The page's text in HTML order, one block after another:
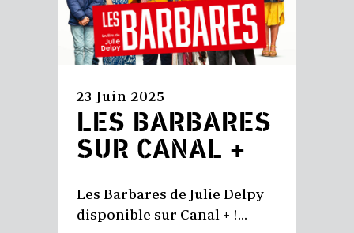
23 Juin 2025
LES BARBARES
SUR CANAL +
Les Barbares de Julie Delpy
disponible sur Canal + !...